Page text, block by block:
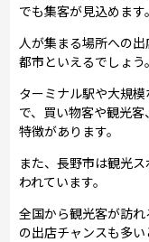
でも集客が見込めます。
人が集まる場所への
都市といえるでしょう。
ターミナル駅や大規
で、買い物客や観光
特徴があります。
また、長野市は観光
われています。
全国から観光客が訪
の出店チャンスも多い